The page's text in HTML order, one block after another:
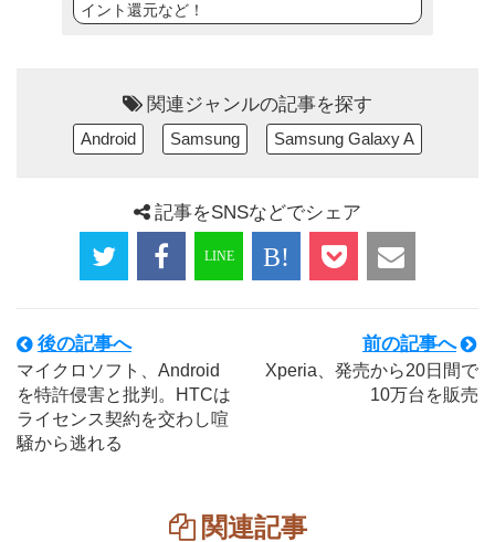
イント還元など！
関連ジャンルの記事を探す
Android Samsung Samsung Galaxy A
記事をSNSなどでシェア
後の記事へ
マイクロソフト、Android
を特許侵害と批判。HTCは
ライセンス契約を交わし喧
騒から逃れる
前の記事へ
Xperia、発売から20日間で
10万台を販売
関連記事